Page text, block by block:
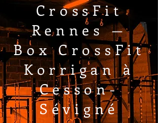
CrossFit
Rennes —
Box CrossFit
Korrigan à
Cesson-
Sévigné